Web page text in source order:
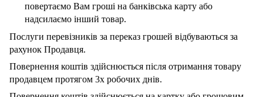
повертаємо Вам гроші на банківська карту або
надсилаємо інший товар.
Послуги перевізників за переказ грошей відбуваються за
рахунок Продавця.
Повернення коштів здійснюється після отримання товару
продавцем протягом 3х робочих днів.